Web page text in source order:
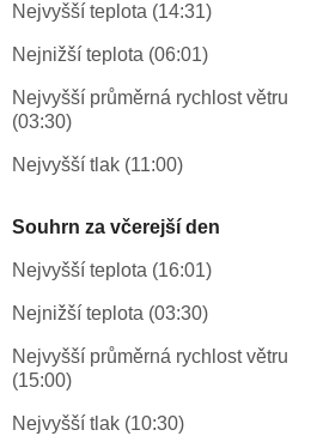
Nejvyšší teplota (14:31)
Nejnižší teplota (06:01)
Nejvyšší průměrná rychlost větru
(03:30)
Nejvyšší tlak (11:00)
Souhrn za včerejší den
Nejvyšší teplota (16:01)
Nejnižší teplota (03:30)
Nejvyšší průměrná rychlost větru
(15:00)
Nejvyšší tlak (10:30)